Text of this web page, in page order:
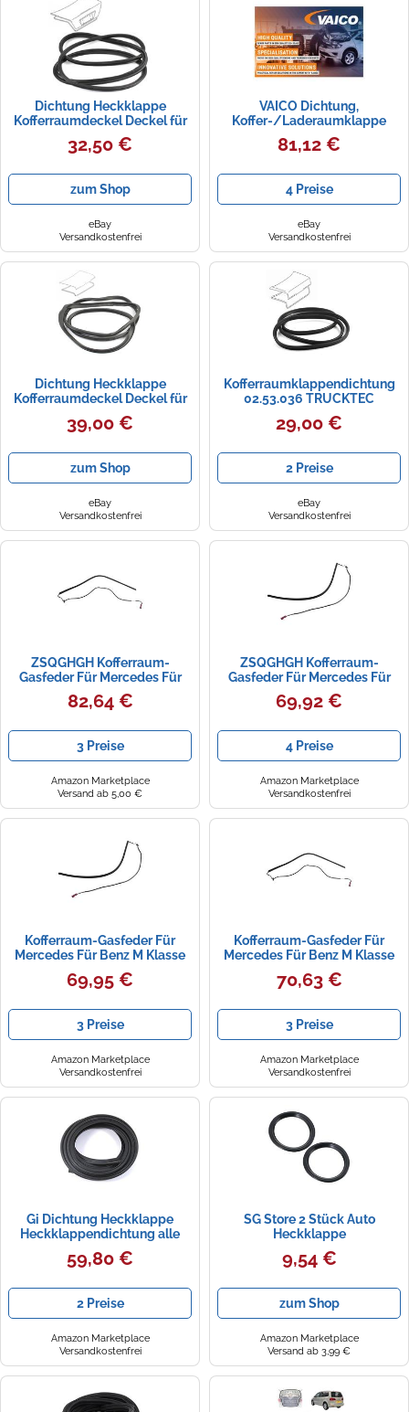
Zündkerzen
Ölfilter
Navi Taschen
Navi-Zubehör
Navigationsgeräte
Navigationssoftware
Winterreifen
Dichtung Heckklappe
Kofferraumdeckel Deckel für
Mercedes-Benz W140 S-
Klasse
32,50 €
zum Shop
eBay
Versandkostenfrei
VAICO Dichtung,
Koffer-/Laderaumklappe
Original Qualität für
MERCEDES-BENZ V30-1561
81,12 €
4 Preise
eBay
Versandkostenfrei
Dichtung Heckklappe
Kofferraumdeckel Deckel für
Mercedes W126 S-Klasse SE
SEL
39,00 €
zum Shop
eBay
Versandkostenfrei
Kofferraumklappendichtung
02.53.036 TRUCKTEC
AUTOMOTIVE für MERCEDES-
BENZ 190
29,00 €
2 Preise
eBay
Versandkostenfrei
ZSQGHGH Kofferraum-
Gasfeder Für Mercedes Für
Benz M Klasse W164 ML Auto
Boot Tür Anti-Pinch Streifen
ABNF Gasdruckfeder
Heckklappe(Hinten rechts)
82,64 €
3 Preise
Amazon Marketplace
Versand ab 5,00 €
ZSQGHGH Kofferraum-
Gasfeder Für Mercedes Für
Benz M Klasse W164 ML Auto
Boot Tür Anti-Pinch Streifen
ABNF Gasdruckfeder
Heckklappe(Hinten Links)
69,92 €
4 Preise
Amazon Marketplace
Versandkostenfrei
Kofferraum-Gasfeder Für
Mercedes Für Benz M Klasse
W164 ML Auto Boot Tür Anti-
Pinch Streifen Heckklappe
Heckklappendämpfer
Gasfeder(Hinten links)
69,95 €
3 Preise
Amazon Marketplace
Versandkostenfrei
Kofferraum-Gasfeder Für
Mercedes Für Benz M Klasse
W164 ML Auto Boot Tür Anti-
Pinch Streifen Heckklappe
Heckklappendämpfer
Gasfeder(Hinten rechts)
70,63 €
3 Preise
Amazon Marketplace
Versandkostenfrei
Gi Dichtung Heckklappe
Heckklappendichtung alle
Modelle 8185500400
59,80 €
2 Preise
Amazon Marketplace
Versandkostenfrei
SG Store 2 Stück Auto
Heckklappe
Kofferraumdeckel Schloss
Knopf Dichtung Ersatzteil
mit VW Kompatibel mit Golf
Mk1 Kompatibel mit Passat
Schwarz
9,54 €
zum Shop
Amazon Marketplace
Versand ab 3,99 €